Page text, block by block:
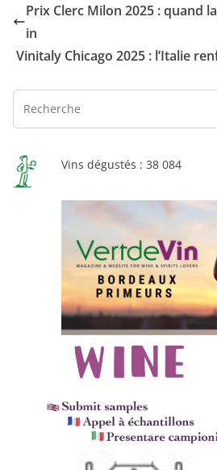
Prix Clerc Milon 2025 : quand
in
Vinitaly Chicago 2025 : l’Italie
Vins dégustés : 38 084